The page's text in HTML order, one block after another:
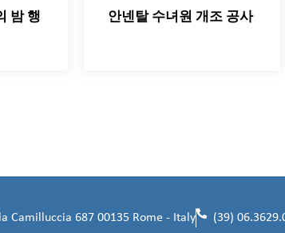
밤 행
안넨탈 수녀원 개조 공사
Camilluccia 687 00135 Rome - Italy (39)